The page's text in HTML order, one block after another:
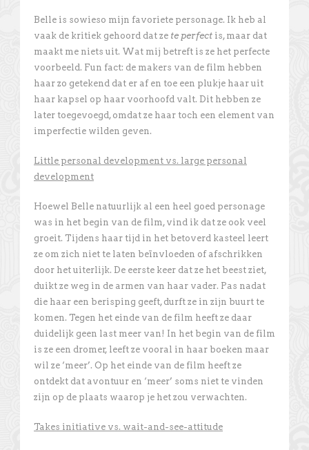
Belle is sowieso mijn favoriete personage. Ik heb al
vaak de kritiek gehoord dat ze te perfect is, maar dat
maakt me niets uit. Wat mij betreft is ze het perfecte
voorbeeld. Fun fact: de makers van de film hebben
haar zo getekend dat er af en toe een plukje haar uit
haar kapsel op haar voorhoofd valt. Dit hebben ze
later toegevoegd, omdat ze haar toch een element van
imperfectie wilden geven.
Little personal development vs. large personal
development
Hoewel Belle natuurlijk al een heel goed personage
was in het begin van de film, vind ik dat ze ook veel
groeit. Tijdens haar tijd in het betoverd kasteel leert
ze om zich niet te laten beïnvloeden of afschrikken
door het uiterlijk. De eerste keer dat ze het beest ziet,
duikt ze weg in de armen van haar vader. Pas nadat
die haar een berisping geeft, durft ze in zijn buurt te
komen. Tegen het einde van de film heeft ze daar
duidelijk geen last meer van! In het begin van de film
is ze een dromer, leeft ze vooral in haar boeken maar
wil ze ‘meer’. Op het einde van de film heeft ze
ontdekt dat avontuur en ‘meer’ soms niet te vinden
zijn op de plaats waarop je het zou verwachten.
Takes initiative vs. wait-and-see-attitude